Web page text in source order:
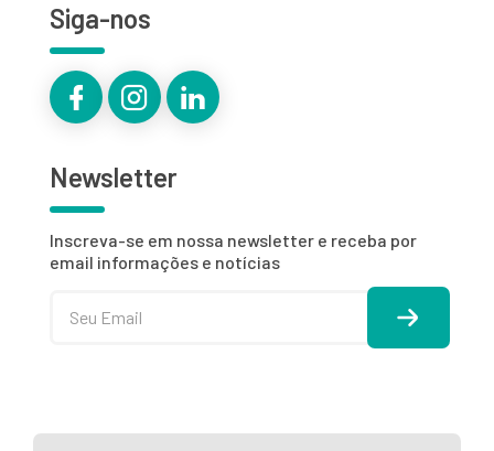
Siga-nos
Newsletter
Inscreva-se em nossa newsletter e receba por
email informações e notícias